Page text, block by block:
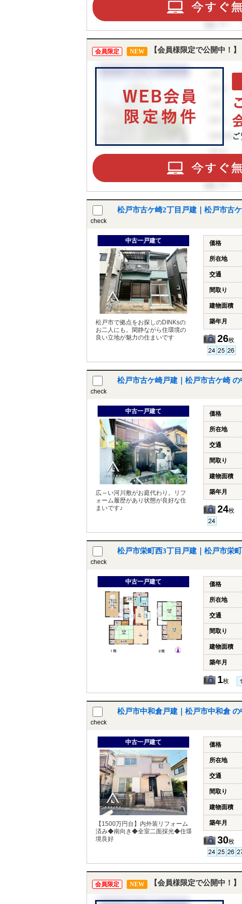
会員限定 NEW 【会員様限定で公開中！】
check
松戸市古ケ崎2丁目戸建｜松戸市古
中古一戸建て
松戸市で拠点をお探しのDINKsの
お二人にも。閑静ながら住環境の
良い立地が魅力の住まいです
価格
所在地
交通
間取り
建物面積
築年月
26枚
check
松戸市古ケ崎戸建｜松戸市古ケ崎 の
中古一戸建て
広～い河川敷がお庭代わり。リフ
ォーム履歴があり状態が良好な住
まいです♪
価格
所在地
交通
間取り
建物面積
築年月
24枚
check
松戸市栄町西3丁目戸建｜松戸市栄
中古一戸建て 価格
所在地
交通
間取り
建物面積
築年月
1枚
check
松戸市中和倉戸建｜松戸市中和倉 の
中古一戸建て
【1500万円台】内外装リフォーム
済み◆南向き◆全室二面採光◆住環
境良好
価格
所在地
交通
間取り
建物面積
築年月
30枚
会員限定 NEW 【会員様限定で公開中！】